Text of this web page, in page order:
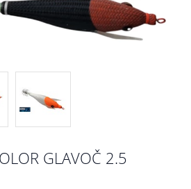
GLAVOČ 2.5